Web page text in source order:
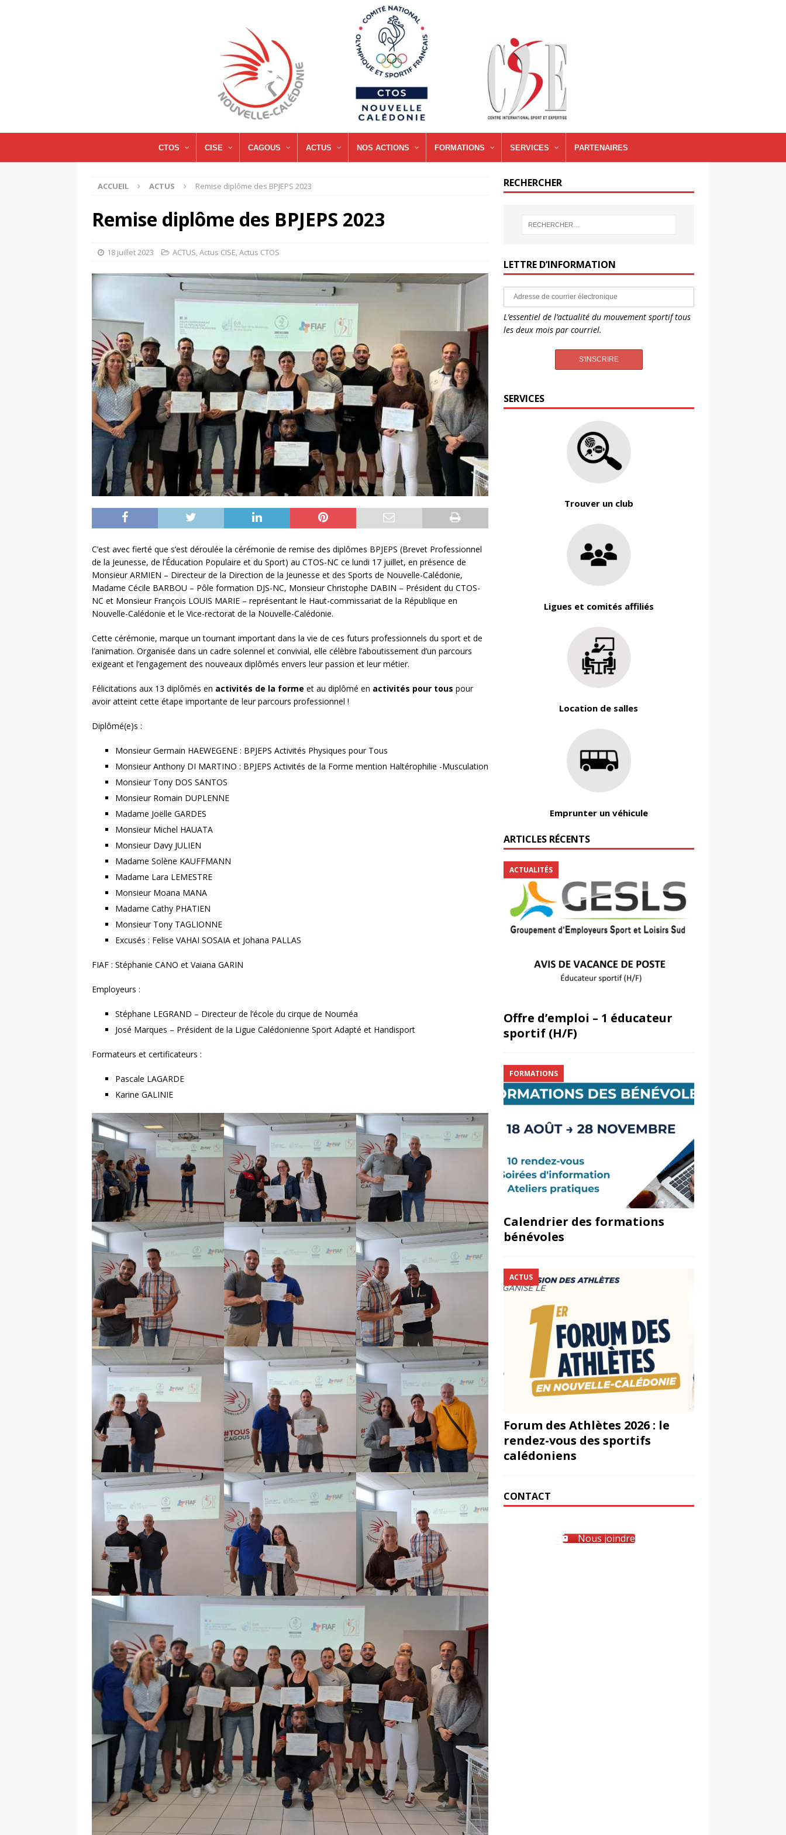
CTOS CISE CAGOUS ACTUS NOS ACTIONS FORMATIONS SERVICES PARTENAIRES
ACCUEIL ACTUS Remise diplôme des BPJEPS 2023
Remise diplôme des BPJEPS 2023
18 juillet 2023 ACTUS,Actus CISE,Actus CTOS
C’est avec fierté que s’est déroulée la cérémonie de remise des diplômes BPJEPS (Brevet Professionnel
de la Jeunesse, de l’Éducation Populaire et du Sport) au CTOS-NC ce lundi 17 juillet, en présence de
Monsieur ARMIEN – Directeur de la Direction de la Jeunesse et des Sports de Nouvelle-Calédonie,
Madame Cécile BARBOU – Pôle formation DJS-NC, Monsieur Christophe DABIN – Président du CTOS-
NC et Monsieur François LOUIS MARIE – représentant le Haut-commissariat de la République en
Nouvelle-Calédonie et le Vice-rectorat de la Nouvelle-Calédonie.
Cette cérémonie, marque un tournant important dans la vie de ces futurs professionnels du sport et de
l’animation. Organisée dans un cadre solennel et convivial, elle célèbre l’aboutissement d’un parcours
exigeant et l’engagement des nouveaux diplômés envers leur passion et leur métier.
Félicitations aux 13 diplômés en activités de la forme et au diplômé en activités pour tous pour
avoir atteint cette étape importante de leur parcours professionnel !
Diplômé(e)s :
Monsieur Germain HAEWEGENE : BPJEPS Activités Physiques pour Tous
Monsieur Anthony DI MARTINO : BPJEPS Activités de la Forme mention Haltérophilie -Musculation
Monsieur Tony DOS SANTOS
Monsieur Romain DUPLENNE
Madame Joëlle GARDES
Monsieur Michel HAUATA
Monsieur Davy JULIEN
Madame Solène KAUFFMANN
Madame Lara LEMESTRE
Monsieur Moana MANA
Madame Cathy PHATIEN
Monsieur Tony TAGLIONNE
Excusés : Felise VAHAI SOSAIA et Johana PALLAS
FIAF : Stéphanie CANO et Vaiana GARIN
Employeurs :
Stéphane LEGRAND – Directeur de l’école du cirque de Nouméa
José Marques – Président de la Ligue Calédonienne Sport Adapté et Handisport
Formateurs et certificateurs :
Pascale LAGARDE
Karine GALINIE
RECHERCHER
LETTRE D’INFORMATION
L’essentiel de l’actualité du mouvement sportif tous
les deux mois par courriel.
SERVICES
Trouver un club
Ligues et comités affiliés
Location de salles
Emprunter un véhicule
ARTICLES RÉCENTS
ACTUALITÉS
Offre d’emploi – 1 éducateur
sportif (H/F)
FORMATIONS
Calendrier des formations
bénévoles
ACTUS
Forum des Athlètes 2026 : le
rendez-vous des sportifs
calédoniens
CONTACT
Nous joindre